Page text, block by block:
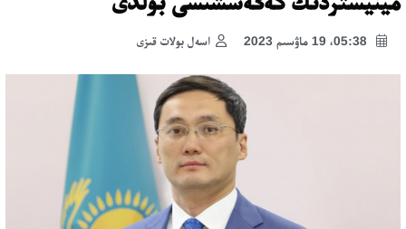
اسەل بولات قىزى